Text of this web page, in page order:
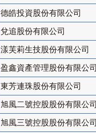
德皓投資股份有限公司
兌追股份有限公司
漾芙莉生技股份有限公司
盈鑫資產管理股份有限公司
東芳連珠股份有限公司
旭風二號控股股份有限公司
旭風三號控股股份有限公司